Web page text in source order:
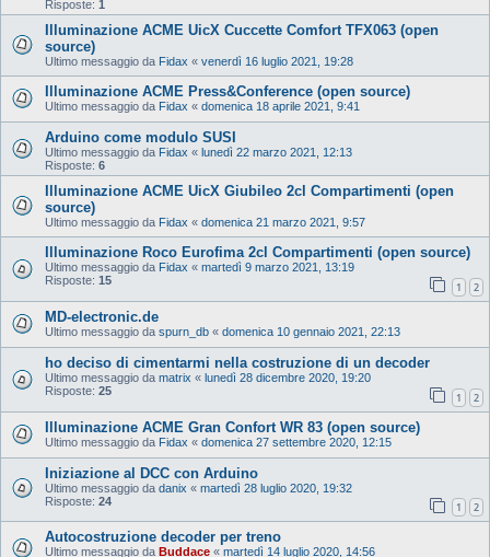
Risposte: 1
Illuminazione ACME UicX Cuccette Comfort TFX063 (open
source)
Ultimo messaggio da Fidax « venerdì 16 luglio 2021, 19:28
Illuminazione ACME Press&Conference (open source)
Ultimo messaggio da Fidax « domenica 18 aprile 2021, 9:41
Arduino come modulo SUSI
Ultimo messaggio da Fidax « lunedì 22 marzo 2021, 12:13
Risposte: 6
Illuminazione ACME UicX Giubileo 2cl Compartimenti (open
source)
Ultimo messaggio da Fidax « domenica 21 marzo 2021, 9:57
Illuminazione Roco Eurofima 2cl Compartimenti (open source)
Ultimo messaggio da Fidax « martedì 9 marzo 2021, 13:19
Risposte: 15 1 2
MD-electronic.de
Ultimo messaggio da spurn_db « domenica 10 gennaio 2021, 22:13
ho deciso di cimentarmi nella costruzione di un decoder
Ultimo messaggio da matrix « lunedì 28 dicembre 2020, 19:20
Risposte: 25 1 2
Illuminazione ACME Gran Confort WR 83 (open source)
Ultimo messaggio da Fidax « domenica 27 settembre 2020, 12:15
Iniziazione al DCC con Arduino
Ultimo messaggio da danix « martedì 28 luglio 2020, 19:32
Risposte: 24 1 2
Autocostruzione decoder per treno
Ultimo messaggio da Buddace « martedì 14 luglio 2020, 14:56